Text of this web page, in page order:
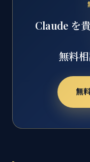
Claude を
無料
無